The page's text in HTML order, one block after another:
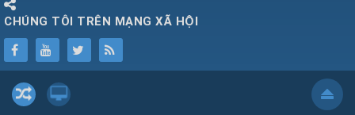
CHÚNG TÔI TRÊN MẠNG XÃ HỘI